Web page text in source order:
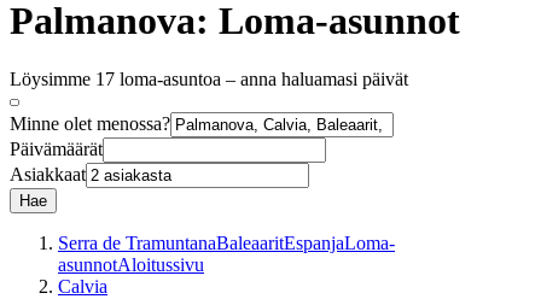
Palmanova: Loma-asunnot
Löysimme 17 loma-asuntoa – anna haluamasi päivät
Minne olet menossa?
Päivämäärät
Asiakkaat
Hae
Serra de TramuntanaBaleaaritEspanjaLoma-
asunnotAloitussivu
Calvia